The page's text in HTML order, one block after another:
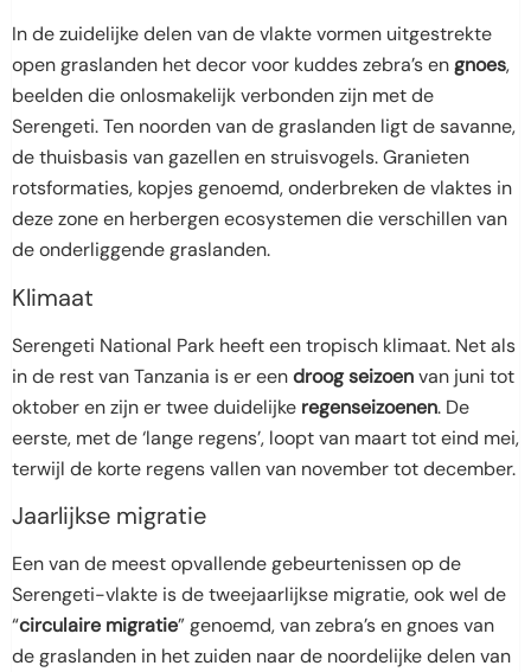
In de zuidelijke delen van de vlakte vormen uitgestrekte
open graslanden het decor voor kuddes zebra’s engnoes,
beelden die onlosmakelijk verbonden zijn met de
Serengeti. Ten noorden van de graslanden ligt de savanne,
de thuisbasis van gazellen en struisvogels. Granieten
rotsformaties, kopjes genoemd, onderbreken de vlaktes in
deze zone en herbergen ecosystemen die verschillen van
de onderliggende graslanden.
Klimaat
Serengeti National Park heeft een tropisch klimaat. Net als
in de rest van Tanzania is er eendroog seizoenvan juni tot
oktober en zijn er twee duidelijke regenseizoenen. De
eerste, met de ‘lange regens’, loopt van maart tot eind mei,
terwijl de korte regens vallen van november tot december.
Jaarlijkse migratie
Een van de meest opvallende gebeurtenissen op de
Serengeti-vlakte is de tweejaarlijkse migratie, ook wel de
“circulaire migratie” genoemd, van zebra’s en gnoes van
de graslanden in het zuiden naar de noordelijke delen van